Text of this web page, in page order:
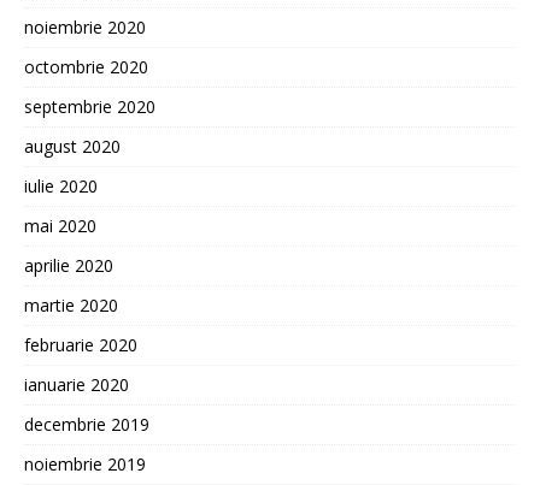
noiembrie 2020
octombrie 2020
septembrie 2020
august 2020
iulie 2020
mai 2020
aprilie 2020
martie 2020
februarie 2020
ianuarie 2020
decembrie 2019
noiembrie 2019